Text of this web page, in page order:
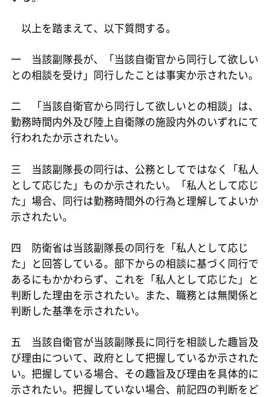
以上を踏まえて、以下質問する。
一 当該副隊長が、「当該自衛官から同行して欲しい
との相談を受け」同行したことは事実か示されたい。
二 「当該自衛官から同行して欲しいとの相談」は、
勤務時間内外及び陸上自衛隊の施設内外のいずれにて
行われたか示されたい。
三 当該副隊長の同行は、公務としてではなく「私人
として応じた」ものか示されたい。「私人として応じ
た」場合、同行は勤務時間外の行為と理解してよいか
示されたい。
四 防衛省は当該副隊長の同行を「私人として応じ
た」と回答している。部下からの相談に基づく同行で
あるにもかかわらず、これを「私人として応じた」と
判断した理由を示されたい。また、職務とは無関係と
判断した基準を示されたい。
五 当該自衛官が当該副隊長に同行を相談した趣旨及
び理由について、政府として把握しているか示された
い。把握している場合、その趣旨及び理由を具体的に
示されたい。把握していない場合、前記四の判断をど